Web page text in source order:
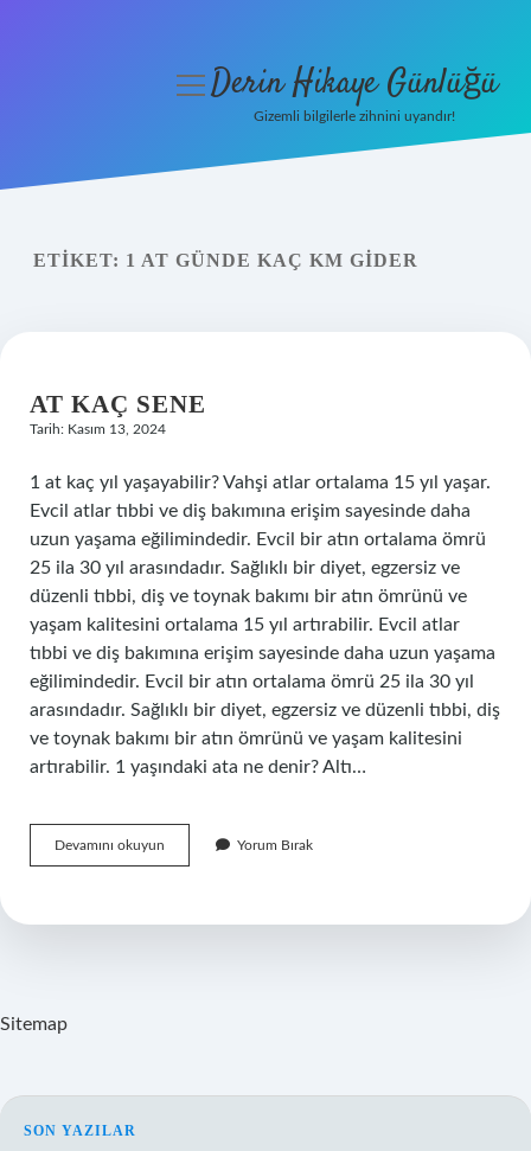
Yasal Uyarı
menüyüDerin Hikaye Günlüğü
Gizemli bilgilerle zihnini uyandır!
ETIKET: 1 AT GÜNDE KAÇ KM GIDER
AT KAÇ SENE
Tarih: Kasım 13, 2024
1 at kaç yıl yaşayabilir? Vahşi atlar ortalama 15 yıl yaşar.
Evcil atlar tıbbi ve diş bakımına erişim sayesinde daha
uzun yaşama eğilimindedir. Evcil bir atın ortalama ömrü
25 ila 30 yıl arasındadır. Sağlıklı bir diyet, egzersiz ve
düzenli tıbbi, diş ve toynak bakımı bir atın ömrünü ve
yaşam kalitesini ortalama 15 yıl artırabilir. Evcil atlar
tıbbi ve diş bakımına erişim sayesinde daha uzun yaşama
eğilimindedir. Evcil bir atın ortalama ömrü 25 ila 30 yıl
arasındadır. Sağlıklı bir diyet, egzersiz ve düzenli tıbbi, diş
ve toynak bakımı bir atın ömrünü ve yaşam kalitesini
artırabilir. 1 yaşındaki ata ne denir? Altı…
Devamını okuyun
Kaç
Yorum Bırak
Sitemap
SON YAZILAR